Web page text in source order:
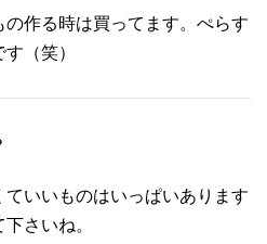
の作る時は買ってます。ぺらす
（笑）
いいものはいっぱいあります
さいね。